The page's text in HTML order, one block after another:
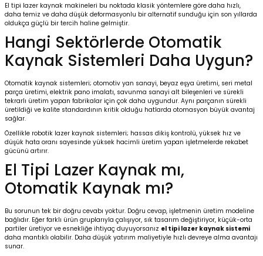
El tipi lazer kaynak makineleri bu noktada klasik yöntemlere göre daha hızlı,
daha temiz ve daha düşük deformasyonlu bir alternatif sunduğu için son yıllarda
oldukça güçlü bir tercih haline gelmiştir.
Hangi Sektörlerde Otomatik
Kaynak Sistemleri Daha Uygun?
Otomatik kaynak sistemleri; otomotiv yan sanayi, beyaz eşya üretimi, seri metal
parça üretimi, elektrik pano imalatı, savunma sanayi alt bileşenleri ve sürekli
tekrarlı üretim yapan fabrikalar için çok daha uygundur. Aynı parçanın sürekli
üretildiği ve kalite standardının kritik olduğu hatlarda otomasyon büyük avantaj
sağlar.
Özellikle robotik lazer kaynak sistemleri; hassas dikiş kontrolü, yüksek hız ve
düşük hata oranı sayesinde yüksek hacimli üretim yapan işletmelerde rekabet
gücünü artırır.
El Tipi Lazer Kaynak mı,
Otomatik Kaynak mı?
Bu sorunun tek bir doğru cevabı yoktur. Doğru cevap, işletmenin üretim modeline
bağlıdır. Eğer farklı ürün gruplarıyla çalışıyor, sık tasarım değiştiriyor, küçük-orta
partiler üretiyor ve esnekliğe ihtiyaç duyuyorsanız el tipi lazer kaynak sistemi
daha mantıklı olabilir. Daha düşük yatırım maliyetiyle hızlı devreye alma avantajı
sunar.